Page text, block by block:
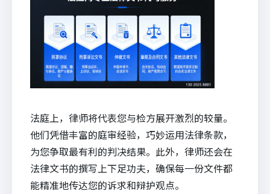
法庭上，律师将代表您与检方展开激烈的较量。
他们凭借丰富的庭审经验，巧妙运用法律条款，
为您争取最有利的判决结果。此外，律师还会在
法律文书的撰写上下足功夫，确保每一份文件都
能精准地传达您的诉求和辩护观点。